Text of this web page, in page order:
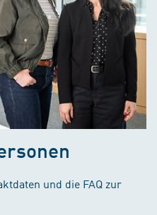
und die FAQ zur